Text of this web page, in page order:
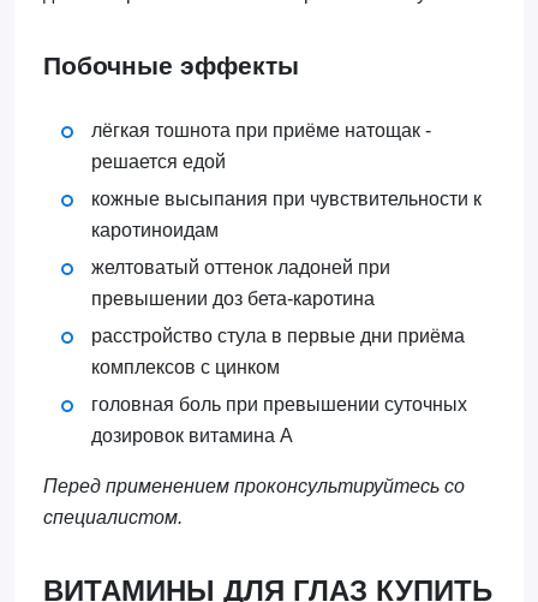
Побочные эффекты
лёгкая тошнота при приёме натощак -
решается едой
кожные высыпания при чувствительности к
каротиноидам
желтоватый оттенок ладоней при
превышении доз бета-каротина
расстройство стула в первые дни приёма
комплексов с цинком
головная боль при превышении суточных
дозировок витамина А
Перед применением проконсультируйтесь со
специалистом.
ВИТАМИНЫ ДЛЯ ГЛАЗ КУПИТЬ